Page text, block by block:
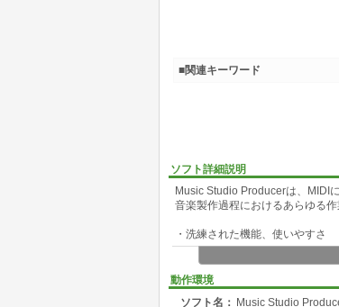
ソフト詳細説明
Music Studio Producerは、MIDI
音楽製作過程におけるあらゆる
・洗練された機能、使いやすさ
幾度にも及ぶバージョンアップ
ックスなど、あらゆるシーンに
動作環境
ソフト名： Music Studio
■関連キーワード